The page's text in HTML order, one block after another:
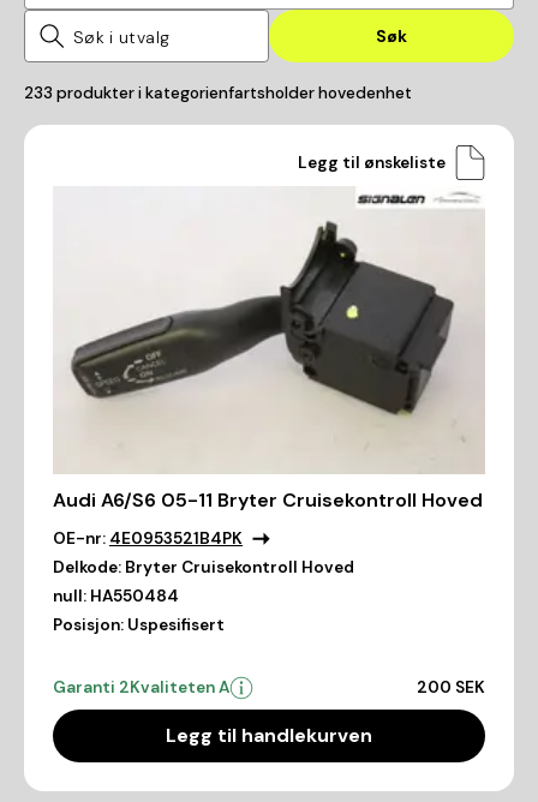
Søk
233 produkter i kategorienfartsholder hovedenhet
Legg til ønskeliste
Audi A6/S6 05-11 Bryter Cruisekontroll Hoved
OE-nr: 4E0953521B4PK
Delkode: Bryter Cruisekontroll Hoved
null: HA550484
Posisjon: Uspesifisert
Garanti 2Kvaliteten A 200 SEK
Legg til handlekurven